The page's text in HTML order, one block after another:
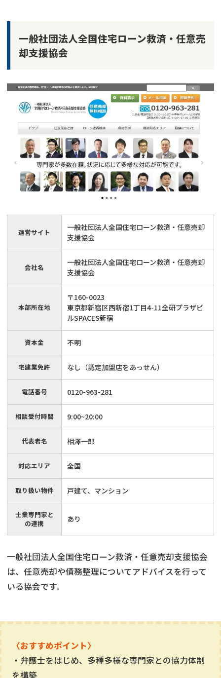
一般社団法人全国住宅ローン救済・任意売
却支援協会
運営サイト
一般社団法人全国住宅ローン救済・任意売却
支援協会
会社名
一般社団法人全国住宅ローン救済・任意売却
支援協会
本部所在地
〒160-0023
東京都新宿区西新宿1丁目4-11全研プラザビ
ルSPACES新宿
資本金 不明
宅建業免許 なし（認定加盟店をあっせん）
電話番号 0120-963-281
相談受付時間 9:00~20:00
代表者名 相澤一郎
対応エリア 全国
取り扱い物件 戸建て、マンション
士業専門家と
の連携
あり
一般社団法人全国住宅ローン救済・任意売却支援協会
は、任意売却や債務整理についてアドバイスを行って
いる協会です。
〈おすすめポイント〉
・弁護士をはじめ、多種多様な専門家との協力体制
を構築